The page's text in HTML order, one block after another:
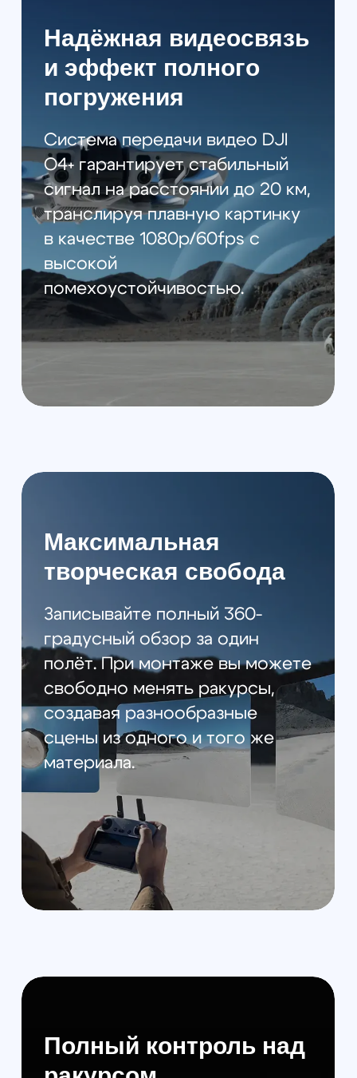
пропеллеров добавляет
дополнительный уровень
безопасности при полётах в
Гибкость режимов
съёмки
Легко переключайтесь между
панорамным режимом 360° и
классической съёмкой с одной
линзы в разрешении 4K/60fps,
Автоматическое
отслеживание для
быстрых результатов
Функция Spotlight Free
автоматически фиксирует
движущийся объект, избавляя
от необходимости ручного
наведения. Это позволяет
сосредоточиться на полёте и
быстро создавать эффектные
видео для мгновенного
Универсальность для
Используйте пульт RC 2 для